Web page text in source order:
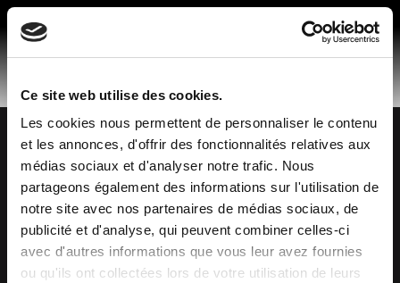
Ce site web utilise des cookies.
Les cookies nous permettent de personnaliser le contenu
et les annonces, d'offrir des fonctionnalités relatives aux
médias sociaux et d'analyser notre trafic. Nous
partageons également des informations sur l'utilisation de
notre site avec nos partenaires de médias sociaux, de
publicité et d'analyse, qui peuvent combiner celles-ci
avec d'autres informations que vous leur avez fournies
ou qu'ils ont collectées lors de votre utilisation de leurs
Skip
content
Made in Spain© 2026 Mobiliario Auxiliar de Diseño, S.L.
Politique de confidentialité
Politique de cookies
Avis légal
Canal de plaintes
Code éthique